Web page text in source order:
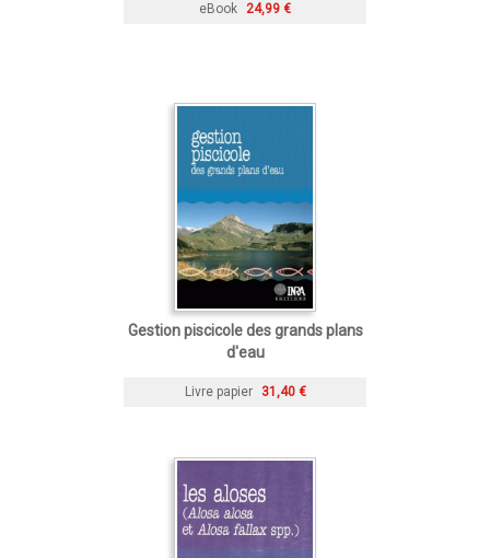
eBook 24,99 €
Gestion piscicole des grands plans
d'eau
Livre papier 31,40 €